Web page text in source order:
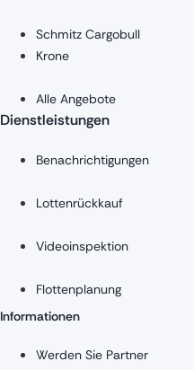
Schmitz Cargobull
Krone
Alle Angebote
Dienstleistungen
Benachrichtigungen
Lottenrückkauf
Videoinspektion
Flottenplanung
Informationen
Werden Sie Partner